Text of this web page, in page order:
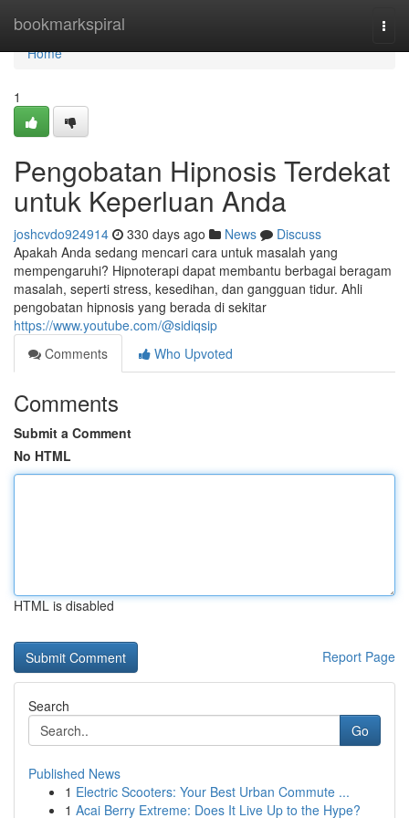
bookmarkspiral
Home
Home
1
Pengobatan Hipnosis Terdekat
untuk Keperluan Anda
joshcvdo924914 330 days ago News
Discuss
Apakah Anda sedang mencari cara untuk masalah yang
mempengaruhi? Hipnoterapi dapat membantu berbagai beragam
masalah, seperti stress, kesedihan, dan gangguan tidur. Ahli
pengobatan hipnosis yang berada di sekitar
https://www.youtube.com/@sidiqsip
Comments
Who Upvoted
Comments
Submit a Comment
No HTML
HTML is disabled
Report Page
Search
Go
Published News
1 Electric Scooters: Your Best Urban Commute ...
1 Acai Berry Extreme: Does It Live Up to the Hype?